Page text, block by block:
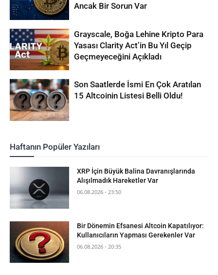
Ancak Bir Sorun Var
Grayscale, Boğa Lehine Kripto Para
Yasası Clarity Act’in Bu Yıl Geçip
Geçmeyeceğini Açıkladı
Son Saatlerde İsmi En Çok Aratılan
15 Altcoinin Listesi Belli Oldu!
Haftanın Popüler Yazıları
XRP İçin Büyük Balina Davranışlarında
Alışılmadık Hareketler Var
06.08.2026 - 23:50
Bir Dönemin Efsanesi Altcoin Kapatılıyor:
Kullanıcıların Yapması Gerekenler Var
06.08.2026 - 20:35